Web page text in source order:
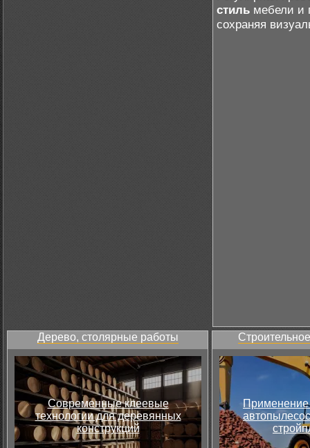
стиль мебели и
сохраняя
Дерево, столярные работы
Современные клеевые
технологии для деревянных
конструкций
Применение